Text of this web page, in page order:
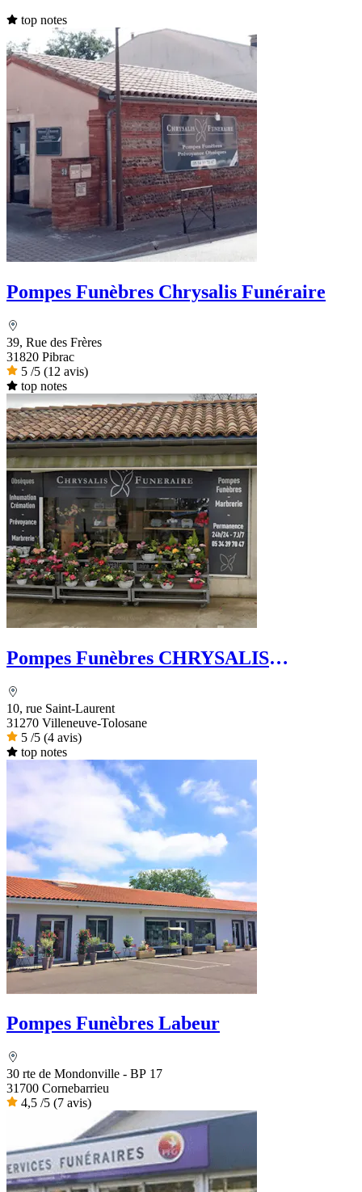
top notes
Pompes Funèbres Chrysalis Funéraire
39, Rue des Frères
31820 Pibrac
5 /5 (12 avis)
top notes
Pompes Funèbres CHRYSALIS
10, rue Saint-Laurent
31270 Villeneuve-Tolosane
5 /5 (4 avis)
top notes
Pompes Funèbres Labeur
30 rte de Mondonville - BP 17
31700 Cornebarrieu
4,5 /5 (7 avis)